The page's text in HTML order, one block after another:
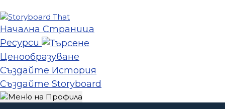
Начална Страница
Ресурси
Ценообразуване
Създайте История
Създайте Storyboard